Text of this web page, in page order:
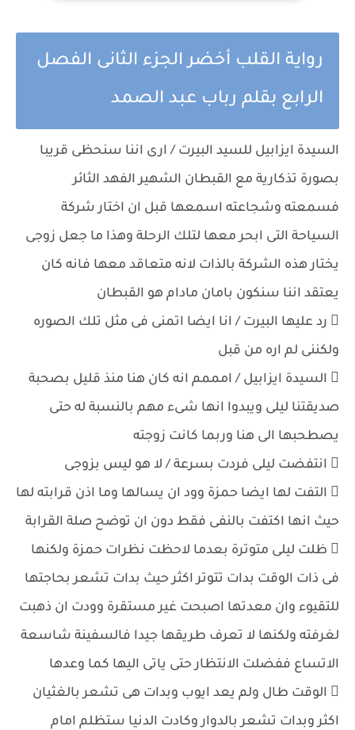
رواية القلب أخضر الجزء الثانى الفصل
الرابع بقلم رباب عبد الصمد
السيدة ايزابيل للسيد البيرت / ارى اننا سنحظى قريبا
بصورة تذكارية مع القبطان الشهير الفهد الثائر
فسمعته وشجاعته اسمعها قبل ان اختار شركة
السياحة التى ابحر معها لتلك الرحلة وهذا ما جعل زوجى
يختار هذه الشركة بالذات لانه متعاقد معها فانه كان
يعتقد اننا سنكون بامان مادام هو القبطان
 رد عليها البيرت / انا ايضا اتمنى فى مثل تلك الصوره
ولكننى لم اره من قبل
 السيدة ايزابيل / امممم انه كان هنا منذ قليل بصحبة
صديقتنا ليلى ويبدوا انها شىء مهم بالنسبة له حتى
يصطحبها الى هنا وربما كانت زوجته
 انتفضت ليلى فردت بسرعة / لا هو ليس بزوجى
 التفت لها ايضا حمزة وود ان يسالها وما اذن قرابته لها
حيث انها اكتفت بالنفى فقط دون ان توضح صلة القرابة
 ظلت ليلى متوترة بعدما لاحظت نظرات حمزة ولكنها
فى ذات الوقت بدات تتوتر اكثر حيث بدات تشعر بحاجتها
للتقيوء وان معدتها اصبحت غير مستقرة وودت ان ذهبت
لغرفته ولكنها لا تعرف طريقها جيدا فالسفينة شاسعة
الاتساع ففضلت الانتظار حتى ياتى اليها كما وعدها
 الوقت طال ولم يعد ايوب وبدات هى تشعر بالغثيان
اكثر وبدات تشعر بالدوار وكادت الدنيا ستظلم امام